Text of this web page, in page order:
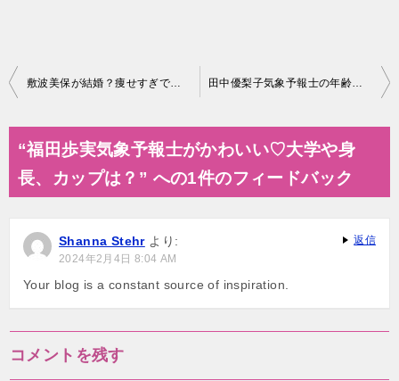
投
ビ
ゲ
シ
ョ
敷波美保が結婚？痩せすぎで心配の声も…年齢や身長は？ 田中優梨子気象予報士の年齢は何歳？結婚や身長、大学は？
“福田歩実気象予報士がかわいい♡大学や身
長、カップは？” への1件のフィードバック
Shanna Stehr より:
2024年2月4日 8:04 AM
Your blog is a constant source of inspiration.
返信
コメントを残す